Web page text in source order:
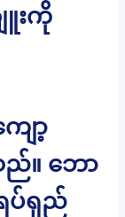
းကို
ော့
ည်။ ဘော
ပ်ရှည်